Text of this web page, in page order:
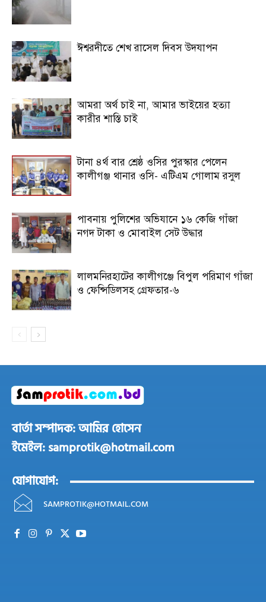
ঈশ্বরদীতে শেখ রাসেল দিবস উদযাপন
আমরা অর্থ চাই না, আমার ভাইয়ের হত্যা
কারীর শাস্তি চাই
টানা ৪র্থ বার শ্রেষ্ঠ ওসির পুরস্কার পেলেন
কালীগঞ্জ থানার ওসি- এটিএম গোলাম রসুল
পাবনায় পুলিশের অভিযানে ১৬ কেজি গাঁজা
নগদ টাকা ও মোবাইল সেট উদ্ধার
লালমনিরহাটের কালীগঞ্জে বিপুল পরিমাণ গাঁজা
ও ফেন্সিডিলসহ গ্রেফতার-৬
বার্তা সম্পাদক: আমির হোসেন
ইমেইল: samprotik@hotmail.com
যোগাযোগ:
SAMPROTIK@HOTMAIL.COM